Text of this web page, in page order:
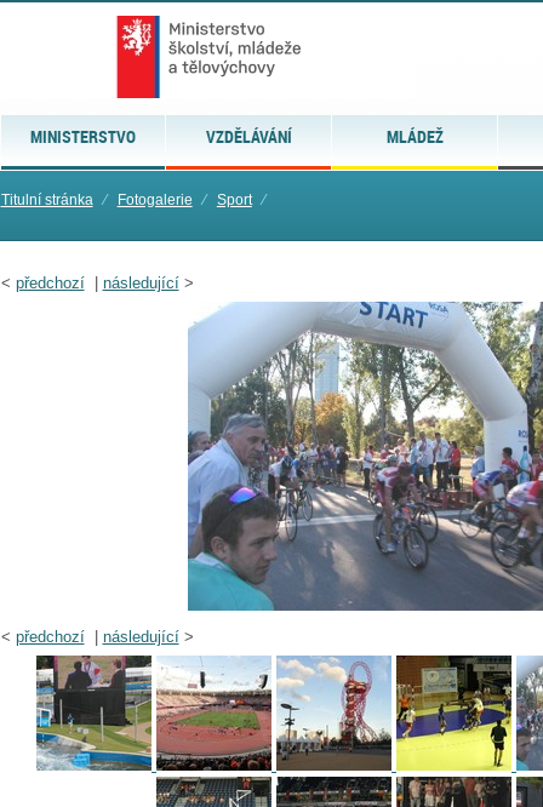
MINISTERSTVO VZDĚLÁVÁNÍ MLÁDEŽ
Titulní stránka ⁄ Fotogalerie ⁄ Sport ⁄
< předchozí| následující>
< předchozí| následující>